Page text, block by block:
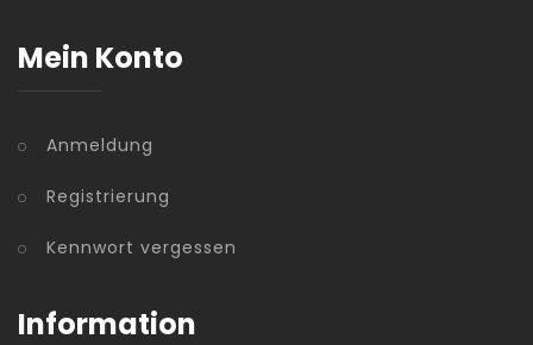
Mein Konto
Anmeldung
Registrierung
Kennwort vergessen
Information